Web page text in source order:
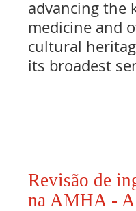
advancing the
medicine and
cultural
its broadest
Revisão de
na AMHA -